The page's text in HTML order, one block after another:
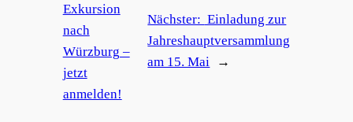
Exkursion
nach
Würzburg –
jetzt
anmelden!
Nächster: Einladung zur
Jahreshauptversammlung
am 15. Mai
→